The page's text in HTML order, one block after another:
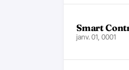
Smart
janv. 01, 0001